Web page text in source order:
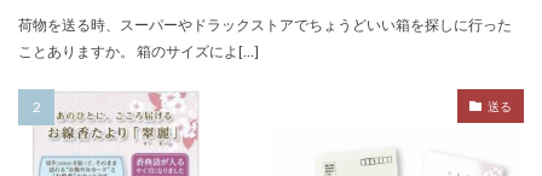
荷物を送る時、スーパーやドラックストアでちょうどいい箱を探しに行った
ことありますか。 箱のサイズによ[…]
送る